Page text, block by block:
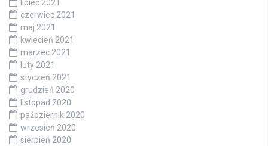
lipiec 2021
czerwiec 2021
maj 2021
kwiecień 2021
marzec 2021
luty 2021
styczeń 2021
grudzień 2020
listopad 2020
październik 2020
wrzesień 2020
sierpień 2020